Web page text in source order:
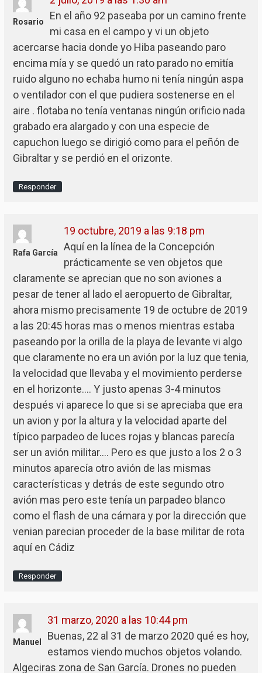
Rosario
En el año 92 paseaba por un camino frente
mi casa en el campo y vi un objeto
acercarse hacia donde yo Hiba paseando paro
encima mía y se quedó un rato parado no emitía
ruido alguno no echaba humo ni tenía ningún aspa
o ventilador con el que pudiera sostenerse en el
aire . flotaba no tenía ventanas ningún orificio nada
grabado era alargado y con una especie de
capuchon luego se dirigió como para el peñón de
Gibraltar y se perdió en el orizonte.
Responder
Rafa García
19 octubre, 2019 a las 9:18 pm
Aquí en la línea de la Concepción
prácticamente se ven objetos que
claramente se aprecian que no son aviones a
pesar de tener al lado el aeropuerto de Gibraltar,
ahora mismo precisamente 19 de octubre de 2019
a las 20:45 horas mas o menos mientras estaba
paseando por la orilla de la playa de levante vi algo
que claramente no era un avión por la luz que tenia,
la velocidad que llevaba y el movimiento perderse
en el horizonte…. Y justo apenas 3-4 minutos
después vi aparece lo que si se apreciaba que era
un avion y por la altura y la velocidad aparte del
típico parpadeo de luces rojas y blancas parecía
ser un avión militar…. Pero es que justo a los 2 o 3
minutos aparecía otro avión de las mismas
características y detrás de este segundo otro
avión mas pero este tenía un parpadeo blanco
como el flash de una cámara y por la dirección que
venian parecian proceder de la base militar de rota
aquí en Cádiz
Responder
Manuel
31 marzo, 2020 a las 10:44 pm
Buenas, 22 al 31 de marzo 2020 qué es hoy,
estamos viendo muchos objetos volando.
Algeciras zona de San García. Drones no pueden